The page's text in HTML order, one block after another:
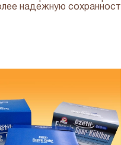
надежную